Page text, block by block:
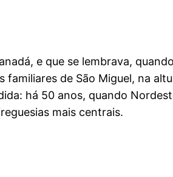
e que se lembrava,
de São Miguel, na
há 50 anos, quando
mais centrais.